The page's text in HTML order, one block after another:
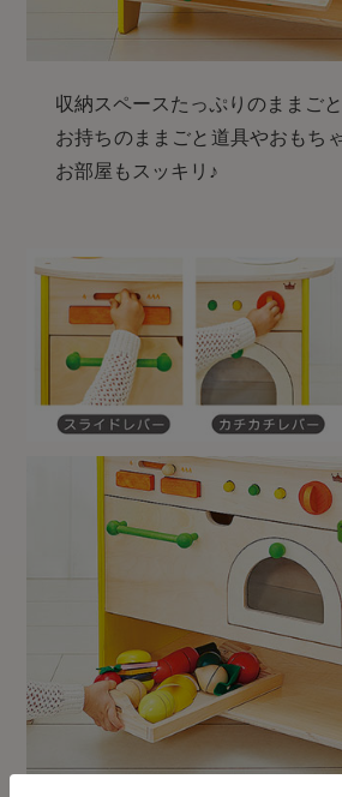
収納スペースたっぷりのままご
お持ちのままごと道具やおもち
お部屋もスッキリ♪